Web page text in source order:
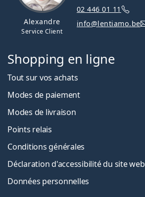
Alexandre
Service Client
02 446 01 11
info@lentiamo.be
Shopping en ligne
Tout sur vos achats
Modes de paiement
Modes de livraison
Points relais
Conditions générales
Déclaration d'accessibilité du site web
Données personnelles